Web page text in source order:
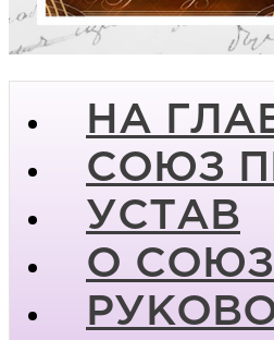
НА
СОЮЗ
УСТАВ
О